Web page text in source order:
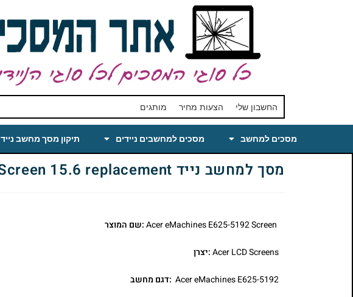
החשבון שלי הצעות מחיר מותגים
מסכים למחשב מסכים למחשבים ניידים תיקון מסך מחשב נייד
מסך למחשב נייד New eMachines E625-5192 Laptop LCD Screen 15.6 replacement
:שם המוצר
Acer LCD Screens:יצרן
Acer eMachines E625-5192 :דגם מחשב